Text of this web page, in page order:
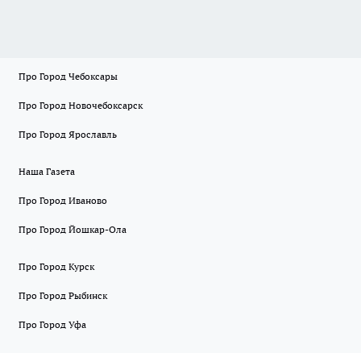
Про Город Чебоксары
Про Город Новочебоксарск
Про Город Ярославль
Наша Газета
Про Город Иваново
Про Город Йошкар-Ола
Про Город Курск
Про Город Рыбинск
Про Город Уфа